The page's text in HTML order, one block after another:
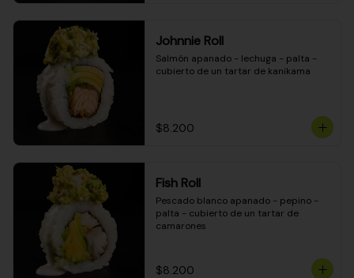
Johnnie Roll
Salmón apanado - lechuga - palta -
cubierto de un tartar de kanikama
$8.200
Fish Roll
Pescado blanco apanado - pepino -
palta - cubierto de un tartar de
camarones
$8.200